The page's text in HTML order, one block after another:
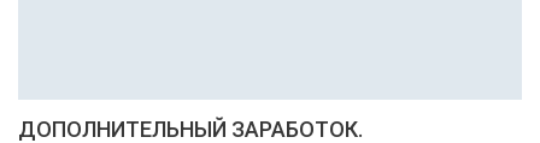
ДОПОЛНИТЕЛЬНЫЙ ЗАРАБОТОК.